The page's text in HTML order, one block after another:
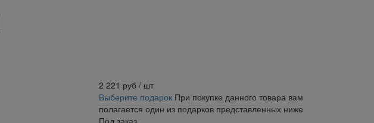
2 221 руб / шт
Выберите подарок При покупке данного товара вам
полагается один из подарков представленных ниже